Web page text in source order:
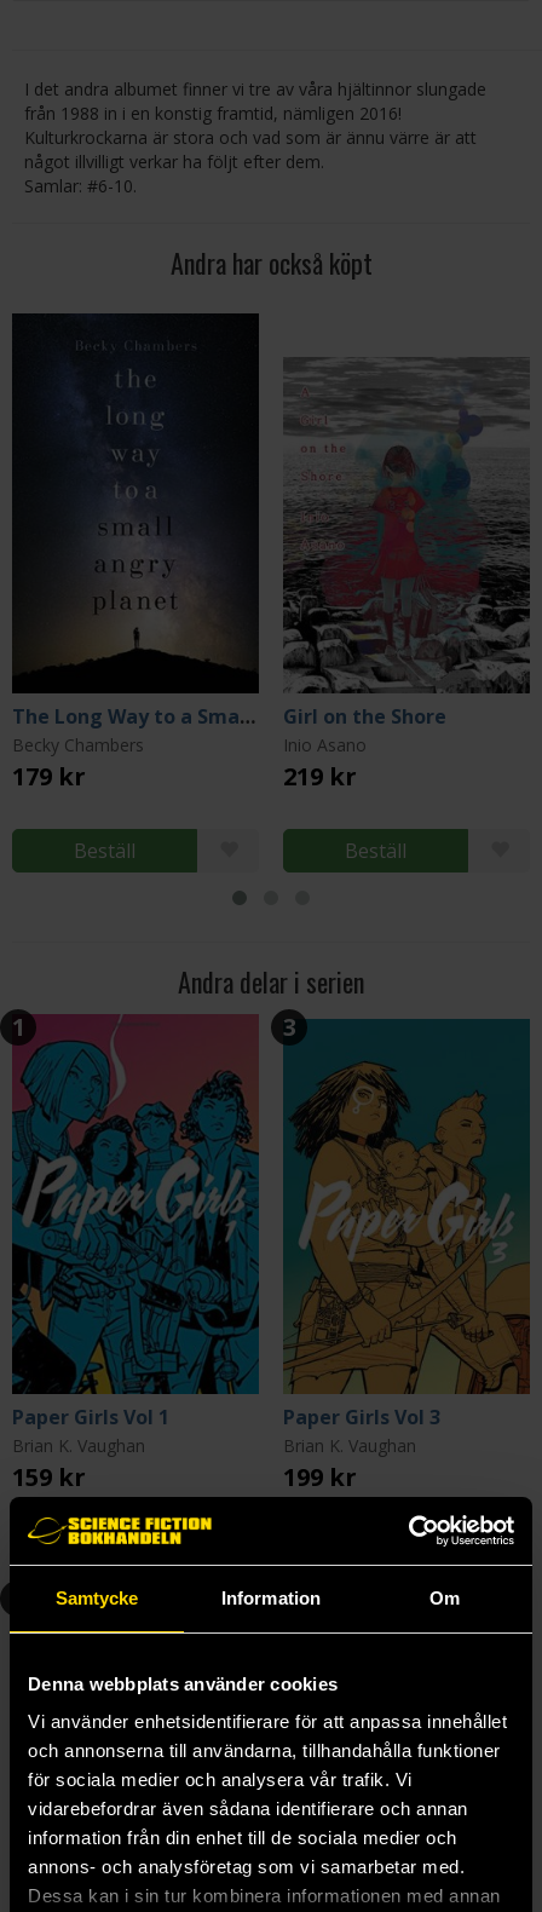
Samtycke Information Om
Denna webbplats använder cookies
Vi använder enhetsidentifierare för att anpassa innehållet
och annonserna till användarna, tillhandahålla funktioner
för sociala medier och analysera vår trafik. Vi
vidarebefordrar även sådana identifierare och annan
information från din enhet till de sociala medier och
annons- och analysföretag som vi samarbetar med.
Dessa kan i sin tur kombinera informationen med annan
I det andra albumet finner vi tre av våra hjältinnor slungade
från 1988 in i en konstig framtid, nämligen 2016!
Kulturkrockarna är stora och vad som är ännu värre är att
något illvilligt verkar ha följt efter dem.
Samlar: #6-10.
Andra har också köpt
The Long Way to a Small Angry Planet
Becky Chambers
179 kr
Beställ
Girl on the Shore
Inio Asano
219 kr
Beställ
Andra delar i serien
1
Paper Girls Vol 1
Brian K. Vaughan
159 kr
Beställ
3
Paper Girls Vol 3
Brian K. Vaughan
199 kr
5